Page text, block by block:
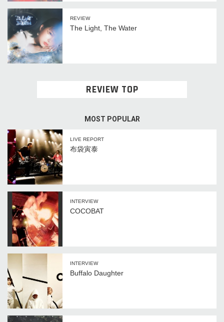
REVIEW
The Light, The Water
REVIEW TOP
MOST POPULAR
LIVE REPORT
布袋寅泰
INTERVIEW
COCOBAT
INTERVIEW
Buffalo Daughter